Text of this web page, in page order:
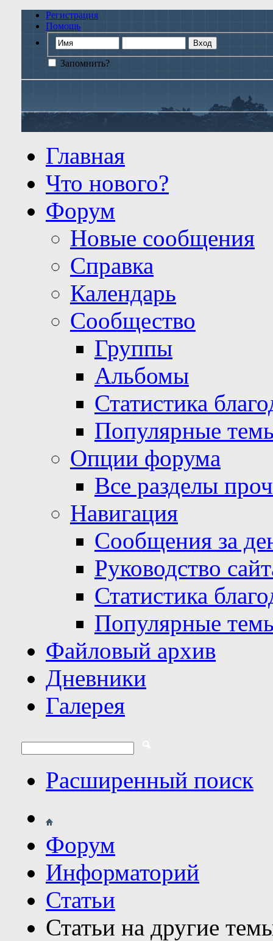
Регистрация
Помощь
Запомнить?
Главная
Что нового?
Форум
Новые сообщения
Справка
Календарь
Сообщество
Группы
Альбомы
Статистика
Популярные
Опции форума
Все разделы
Навигация
Сообщения за
Руководство
Статистика
Популярные
Файловый архив
Дневники
Галерея
Расширенный поиск
Форум
Информаторий
Статьи
Статьи на другие